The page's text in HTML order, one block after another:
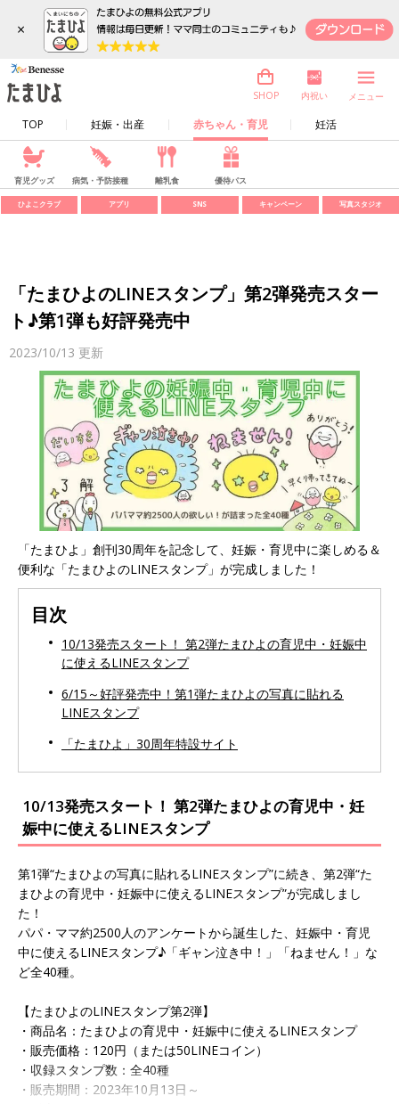
×
TOP 妊娠・出産 赤ちゃん・育児 妊活
SHOP 内祝い メニュー
育児グッズ 病気・予防接種 離乳食 優待パス
ひよこクラブ アプリ SNS キャンペーン 写真スタジオ
「たまひよのLINEスタンプ」第2弾発売スター
ト♪第1弾も好評発売中
2023/10/13 更新
「たまひよ」創刊30周年を記念して、妊娠・育児中に楽しめる＆
便利な「たまひよのLINEスタンプ」が完成しました！
目次
10/13発売スタート！ 第2弾たまひよの育児中・妊娠中
に使えるLINEスタンプ
6/15～好評発売中！第1弾たまひよの写真に貼れる
LINEスタンプ
「たまひよ」30周年特設サイト
10/13発売スタート！ 第2弾たまひよの育児中・妊
娠中に使えるLINEスタンプ
第1弾“たまひよの写真に貼れるLINEスタンプ”に続き、第2弾“た
まひよの育児中・妊娠中に使えるLINEスタンプ”が完成しまし
た！
パパ・ママ約2500人のアンケートから誕生した、妊娠中・育児
中に使えるLINEスタンプ♪「ギャン泣き中！」「ねません！」な
ど全40種。
【たまひよのLINEスタンプ第2弾】
・商品名：たまひよの育児中・妊娠中に使えるLINEスタンプ
・販売価格：120円（または50LINEコイン）
・収録スタンプ数：全40種
・販売期間：2023年10月13日～